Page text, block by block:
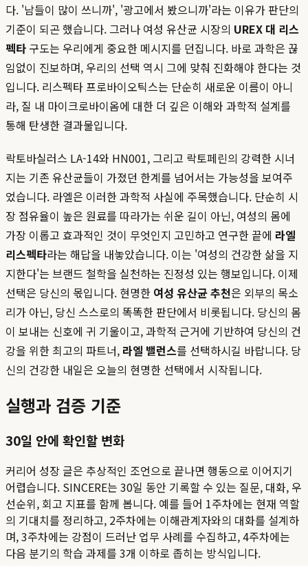
다. '남들이 많이 쓰니까', '광고에서 봤으니까'라는 이유가 판단의
기준이 되곤 했습니다. 그러나 여성 유산균 시장의 UREX 대 리스
펙타 구도는 우리에게 중요한 메시지를 던집니다. 바로 과학은 끊
임없이 진보하며, 우리의 선택 역시 그에 맞춰 진화해야 한다는 것
입니다. 리스펙타 프로바이오틱스는 단순히 새로운 이름이 아니
라, 질 내 마이크로바이옴에 대한 더 깊은 이해와 과학적 설계를
통해 탄생한 결과물입니다.
락토바실러스 LA-14와 HN001, 그리고 락토페린의 강력한 시너
지는 기존 유산균들이 가졌던 한계를 넘어서는 가능성을 보여주
었습니다. 라엘은 이러한 과학적 사실에 주목했습니다. 단순히 시
장 점유율이 높은 원료를 따라가는 쉬운 길이 아닌, 여성의 몸에
가장 이롭고 효과적인 것이 무엇인지 고민하고 연구한 끝에 라엘
리스펙타라는 해답을 내놓았습니다. 이는 '여성의 건강한 삶을 지
지한다'는 브랜드 철학을 실천하는 진정성 있는 행보입니다. 이제
선택은 당신의 몫입니다. 현명한 여성 유산균 추천은 외부의 목소
리가 아닌, 당신 스스로의 똑똑한 판단에서 비롯됩니다. 당신의 몸
이 보내는 신호에 귀 기울이고, 과학적 근거에 기반하여 당신의 건
강을 위한 최고의 파트너, 라엘 밸런스를 선택하시길 바랍니다. 당
신의 건강한 내일은 오늘의 현명한 선택에서 시작됩니다.
실행과 검증 기준
30일 안에 확인할 변화
커리어 성장 글은 추상적인 조언으로 끝나면 행동으로 이어지기
어렵습니다. SINCERE는 30일 동안 기록할 수 있는 질문, 대화, 우
선순위, 회고 지표를 함께 봅니다. 예를 들어 1주차에는 현재 역할
의 기대치를 정리하고, 2주차에는 이해관계자와의 대화를 설계하
며, 3주차에는 강점이 드러난 업무 사례를 수집하고, 4주차에는
다음 분기의 학습 과제를 3개 이하로 좁히는 방식입니다.